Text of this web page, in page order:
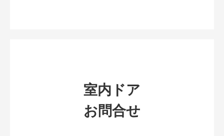
室内ドア
お問合せ